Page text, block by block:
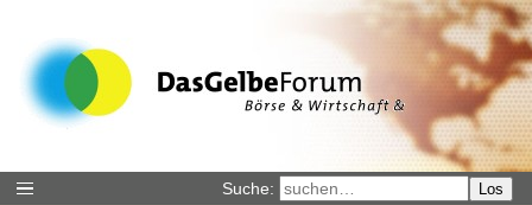
Suche: Los